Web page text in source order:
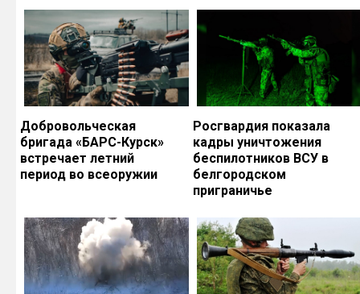
Добровольческая
бригада «БАРС-Курск»
встречает летний
период во всеоружии
Росгвардия показала
кадры уничтожения
беспилотников ВСУ в
белгородском
приграничье